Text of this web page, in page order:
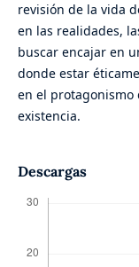
revisión de la vida
en las realidades,
buscar encajar en
donde estar
en el protagonismo
existencia.
Descargas